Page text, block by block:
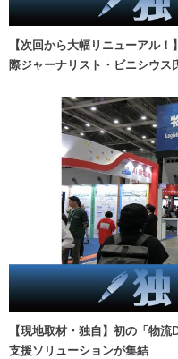
【次回から大幅リニューアル
際ジャーナリスト・ビニシウス
【現地取材・独自】初の「物
支援ソリューションが集結